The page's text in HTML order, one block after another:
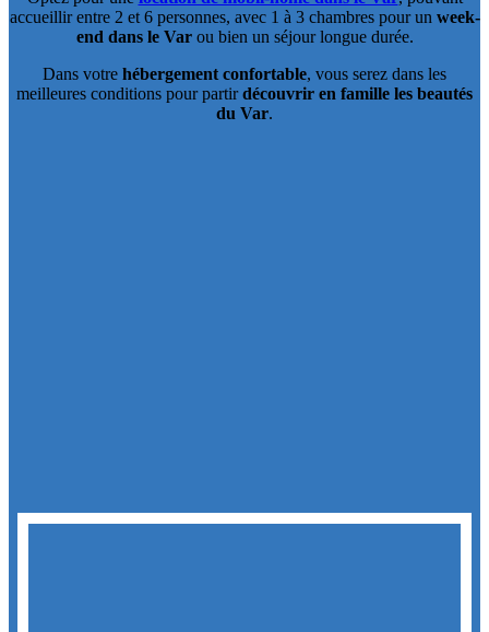
accueillir entre 2 et 6 personnes, avec 1 à 3 chambres pour un week-
end dans le Varou bien un séjour longue durée.
Dans votre hébergement confortable, vous serez dans les
meilleures conditions pour partirdécouvrir en famille les beautés
du Var.